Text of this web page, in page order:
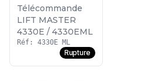
Télécommande
LIFT MASTER
4330E / 4330EML
Réf: 4330E ML
Rupture